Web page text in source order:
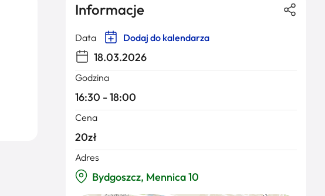
Informacje
Data Dodaj do kalendarza
18.03.2026
Godzina
16:30 - 18:00
Cena
20zł
Adres
Bydgoszcz, Mennica 10